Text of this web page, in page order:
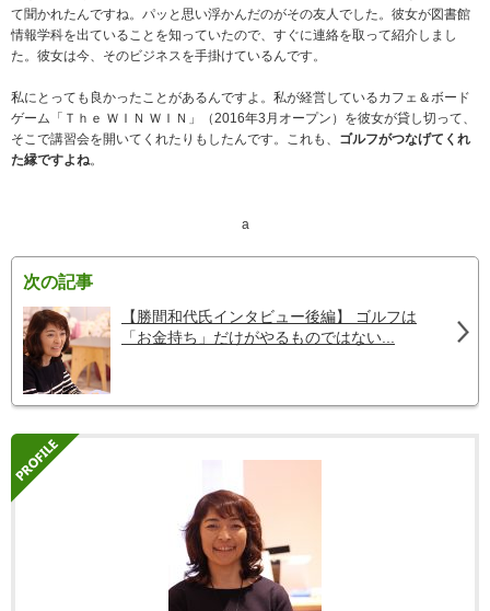
て聞かれたんですね。パッと思い浮かんだのがその友人でした。彼女が図書館
情報学科を出ていることを知っていたので、すぐに連絡を取って紹介しまし
た。彼女は今、そのビジネスを手掛けているんです。
私にとっても良かったことがあるんですよ。私が経営しているカフェ＆ボード
ゲーム「Ｔｈｅ ＷＩＮ ＷＩＮ」（2016年3月オープン）を彼女が貸し切って、
そこで講習会を開いてくれたりもしたんです。これも、 ゴルフがつなげてくれ
た縁ですよね。
a
次の記事
【勝間和代氏インタビュー後編】 ゴルフは
「お金持ち」だけがやるものではない...